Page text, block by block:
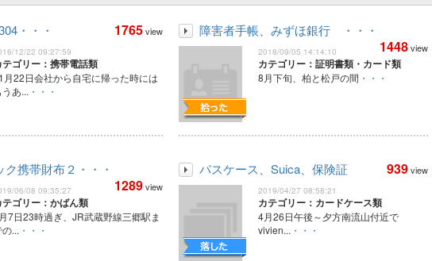
・・・ 1765view
12/22 09:27:59
テゴリー：携帯電話類
月22日会社から自宅に帰った時には
うあ... ・・・
障害者手帳、みずほ銀行 ・・・
1448view
2018/09/05 14:14:10
カテゴリー：証明書類・カード類
8月下旬、柏と松戸の間 ・・・
携帯財布２・・・
1289view
06/08 09:35:27
テゴリー：かばん類
7日23時過ぎ、JR武蔵野線三郷駅ま
... ・・・
パスケース、Suica、保険証 939view
2019/04/27 08:58:21
カテゴリー：カードケース類
4月26日午後～夕方南流山付近で
vivien... ・・・